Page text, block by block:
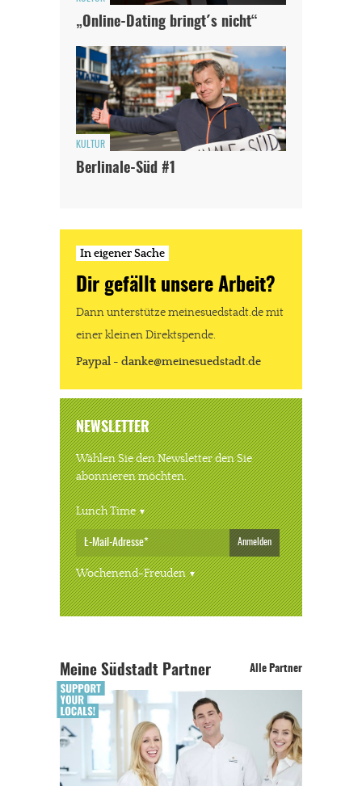
„Online-Dating bringt´s nicht“
KULTUR
Berlinale-Süd #1
In eigener Sache
Dir gefällt unsere Arbeit?
Dann unterstütze meinesuedstadt.de mit
einer kleinen Direktspende.
Paypal - danke@meinesuedstadt.de
NEWSLETTER
Wählen Sie den Newsletter den Sie
abonnieren möchten.
Lunch Time
Anmelden
Wochenend-Freuden
Meine Südstadt Partner Alle Partner